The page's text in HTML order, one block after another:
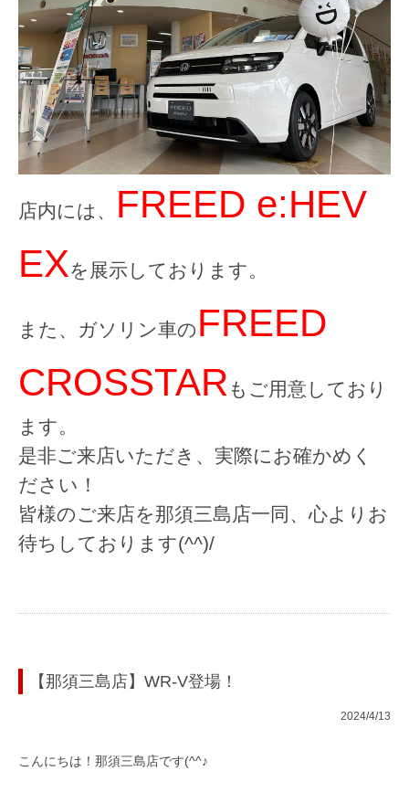
店内には、
FREED e:HEV
EXを展示しております。
また、ガソリン車の FREED
CROSSTAR もご用意しており
ます。
是非ご来店いただき、実際にお確かめく
ださい！
皆様のご来店を那須三島店一同、心よりお
待ちしております(^^)/
【那須三島店】WR-V登場！
2024/4/13
こんにちは！那須三島店です(^^♪